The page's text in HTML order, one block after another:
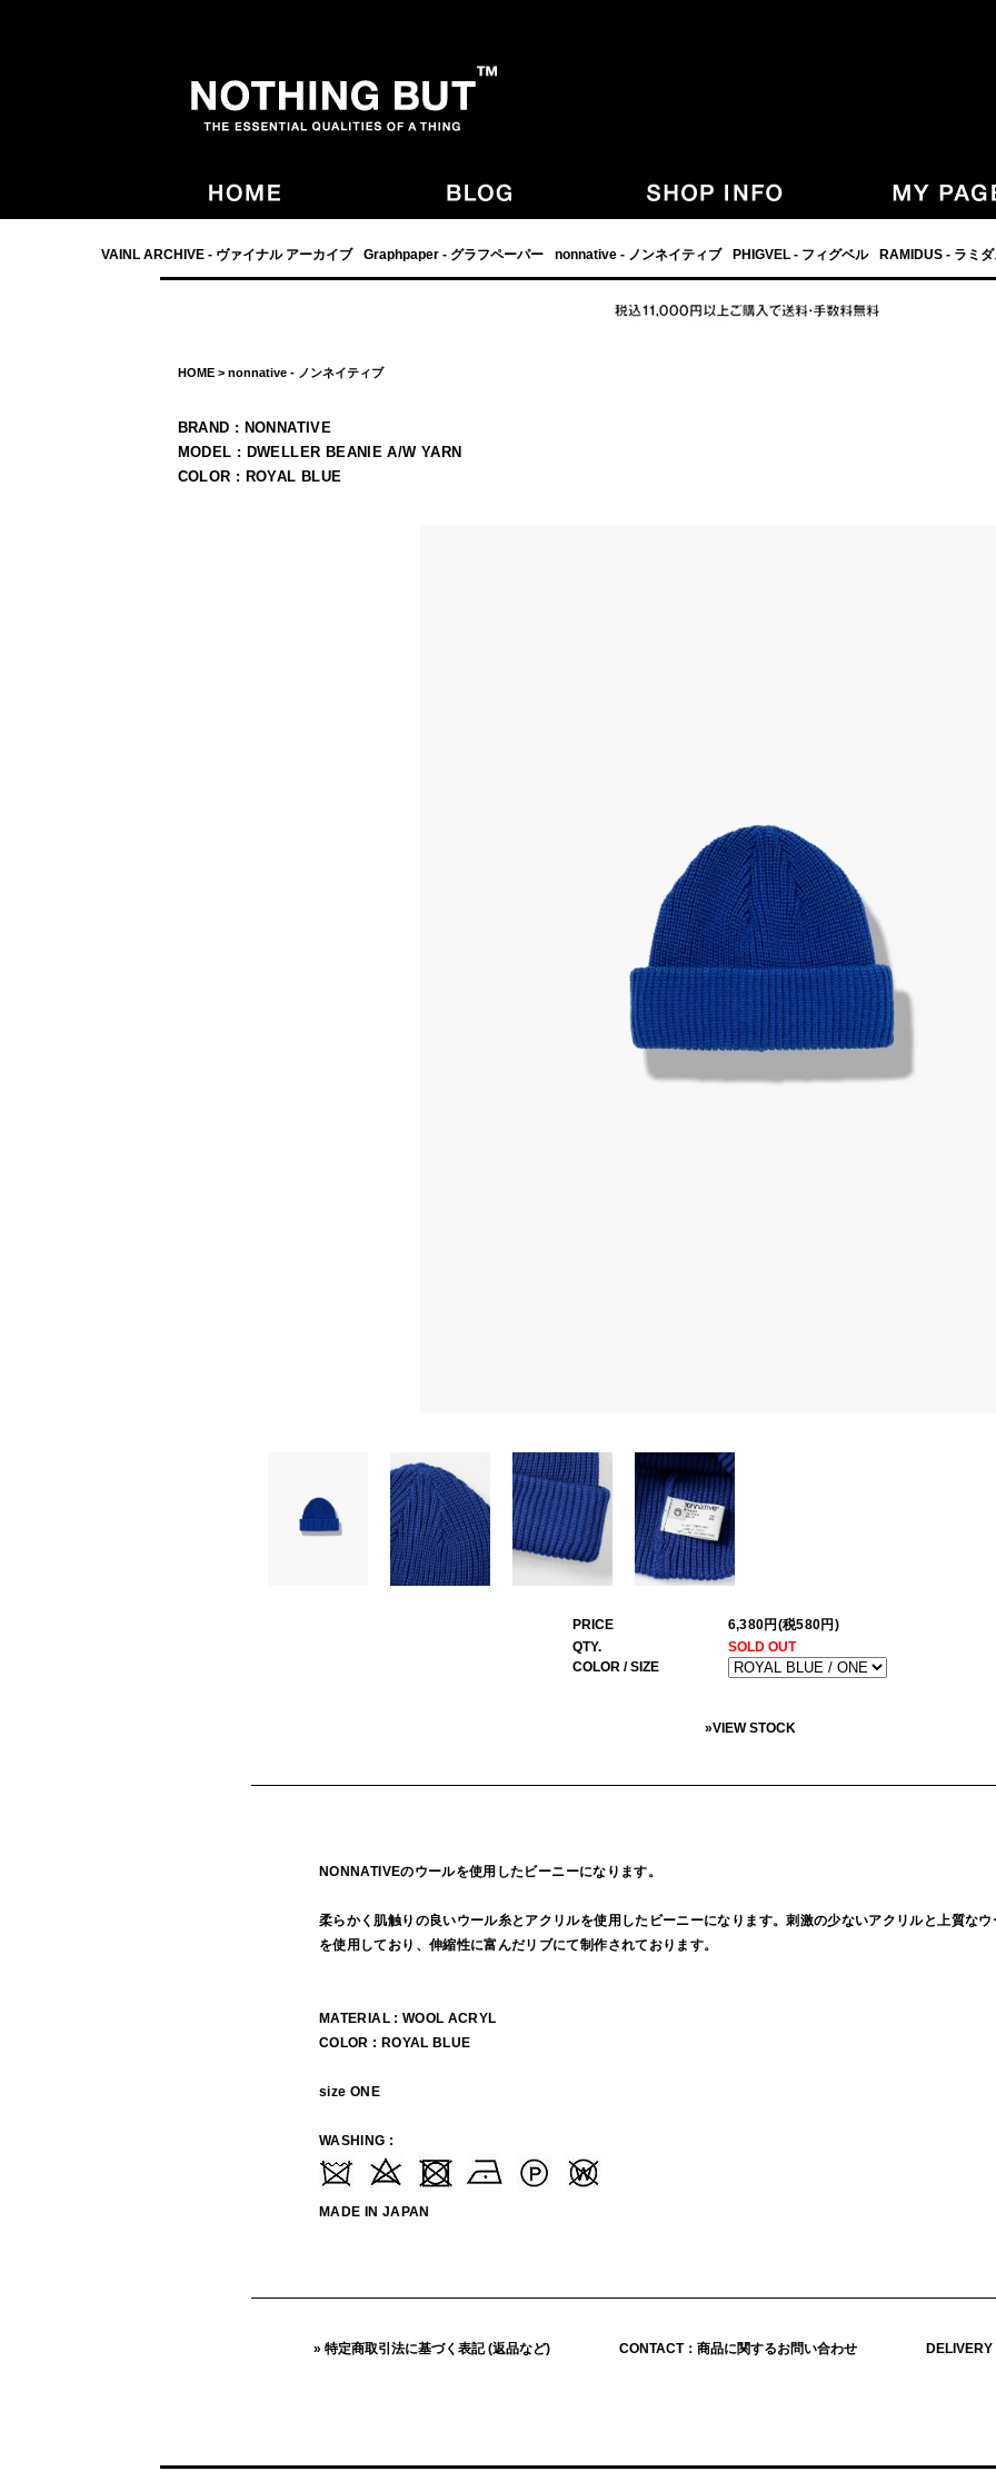
VAINL ARCHIVE - ヴァイナル アーカイブ Graphpaper - グラフペーパー nonnative - ノンネイティブ PHIGVEL - フィグベル RAMIDUS - ラミダ
HOME> nonnative - ノンネイティブ
BRAND : NONNATIVE
MODEL : DWELLER BEANIE A/W YARN
COLOR : ROYAL BLUE
PRICE
6,380円(税580円)
QTY.
SOLD OUT
COLOR / SIZE
»VIEW STOCK
NONNATIVEのウールを使用したビーニーになります。
柔らかく肌触りの良いウール糸とアクリルを使用したビーニーになります。刺激の少ないアクリルと上質な
を使用しており、伸縮性に富んだリブにて制作されております。
MATERIAL : WOOL ACRYL
COLOR : ROYAL BLUE
size ONE
WASHING :
MADE IN JAPAN
» 特定商取引法に基づく表記 (返品など) CONTACT：商品に関するお問い合わせ